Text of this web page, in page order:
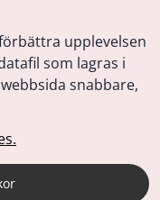
upplevelsen
som lagras i
snabbare,